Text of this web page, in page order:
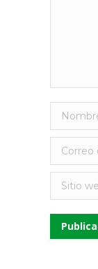
Correo
Sitio web